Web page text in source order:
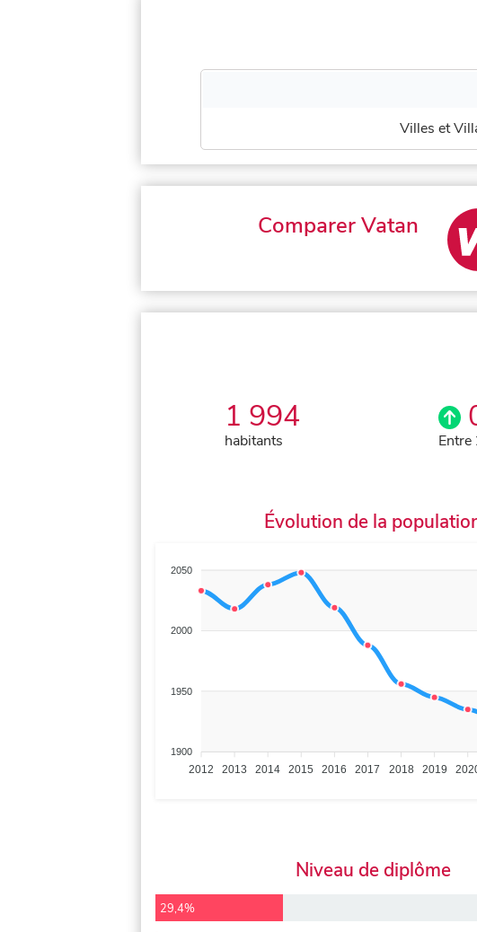
Villes et
Comparer Vatan
1 994
habitants
Évolution de la
2050
2000
1950
1900
2012 2013 2014 2015 2016 2017 2018 2019
Niveau de diplôme
29,4%